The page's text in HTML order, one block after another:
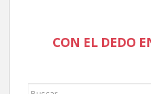
CON EL DEDO
Buscar: